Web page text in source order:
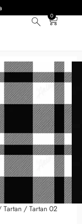
0
Tartan / Tartan 02